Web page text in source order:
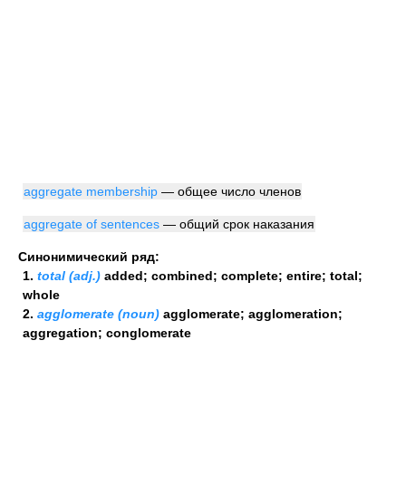
aggregate membership — общее число членов
aggregate of sentences — общий срок наказания
Синонимический ряд:
1. total (adj.) added; combined; complete; entire; total;
whole
2. agglomerate (noun) agglomerate; agglomeration;
aggregation; conglomerate